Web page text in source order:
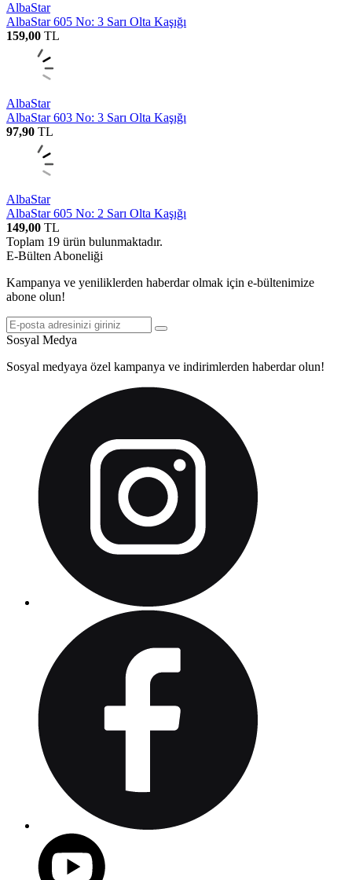
AlbaStar
AlbaStar 605 No: 3 Sarı Olta Kaşığı
159,00 TL
AlbaStar
AlbaStar 603 No: 3 Sarı Olta Kaşığı
97,90 TL
AlbaStar
AlbaStar 605 No: 2 Sarı Olta Kaşığı
149,00 TL
Toplam 19 ürün bulunmaktadır.
E-Bülten Aboneliği
Kampanya ve yeniliklerden haberdar olmak için e-bültenimize
abone olun!
Sosyal Medya
Sosyal medyaya özel kampanya ve indirimlerden haberdar olun!